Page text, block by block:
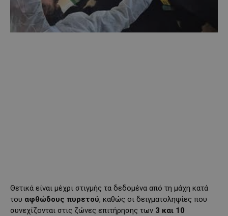
Θετικά είναι μέχρι στιγμής τα δεδομένα από τη μάχη κατά
του αφθώδους πυρετού, καθώς οι δειγματοληψίες που
συνεχίζονται στις ζώνες επιτήρησης των 3 και 10